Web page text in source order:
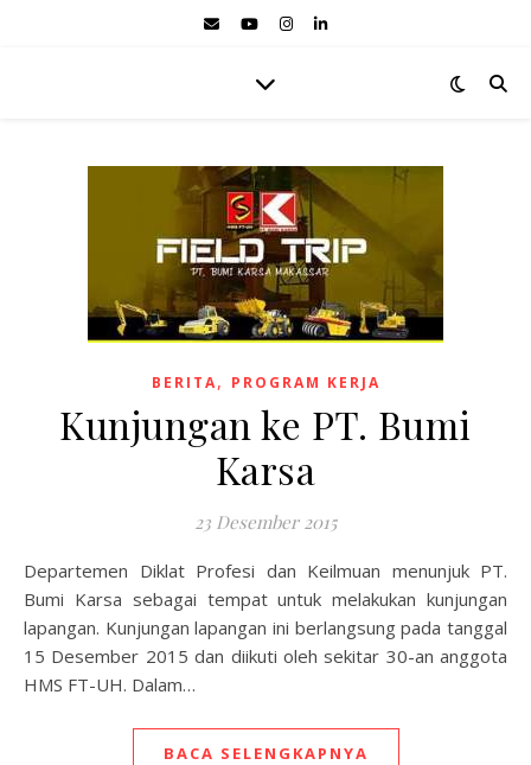
BERITA, PROGRAM KERJA
Kunjungan ke PT. Bumi
Karsa
23 Desember 2015
Departemen Diklat Profesi dan Keilmuan menunjuk PT.
Bumi Karsa sebagai tempat untuk melakukan kunjungan
lapangan. Kunjungan lapangan ini berlangsung pada tanggal
15 Desember 2015 dan diikuti oleh sekitar 30-an anggota
HMS FT-UH. Dalam…
BACA SELENGKAPNYA